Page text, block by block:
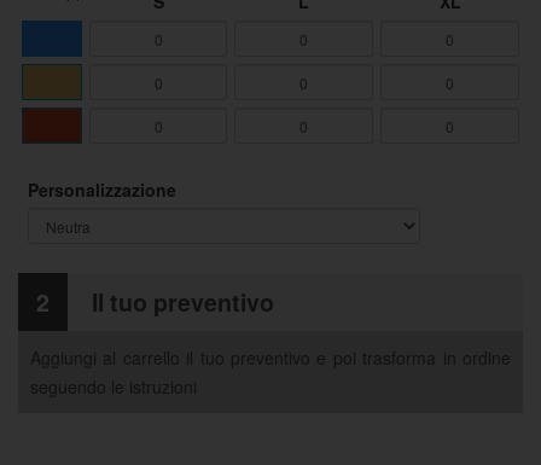
Personalizzazione
2 Il tuo preventivo
Aggiungi al carrello il tuo preventivo e poi trasforma in ordine
seguendo le istruzioni